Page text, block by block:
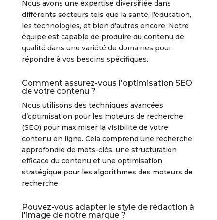
Nous avons une expertise diversifiée dans
différents secteurs tels que la santé, l’éducation,
les technologies, et bien d’autres encore. Notre
équipe est capable de produire du contenu de
qualité dans une variété de domaines pour
répondre à vos besoins spécifiques.
Comment assurez-vous l'optimisation SEO
de votre contenu ?
Nous utilisons des techniques avancées
d’optimisation pour les moteurs de recherche
(SEO) pour maximiser la visibilité de votre
contenu en ligne. Cela comprend une recherche
approfondie de mots-clés, une structuration
efficace du contenu et une optimisation
stratégique pour les algorithmes des moteurs de
recherche.
Pouvez-vous adapter le style de rédaction à
l'image de notre marque ?